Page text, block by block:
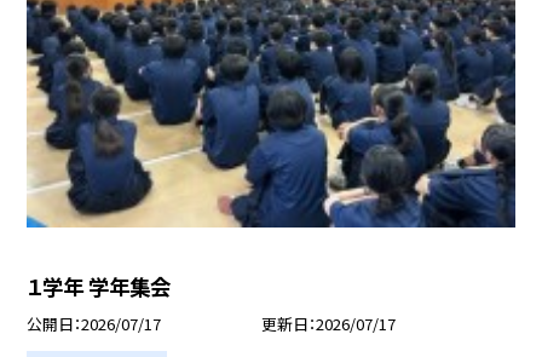
１学年 学年集会
公開日 2026/07/17 更新日 2026/07/17